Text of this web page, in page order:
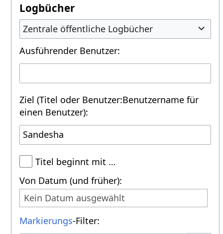
Logbücher
Zentrale öffentliche Logbücher
Ausführender Benutzer:
Ziel (Titel oder Benutzer:Benutzername für
einen Benutzer):
Titel beginnt mit …
Von Datum (und früher):
Kein Datum ausgewählt
Markierungs-Filter: